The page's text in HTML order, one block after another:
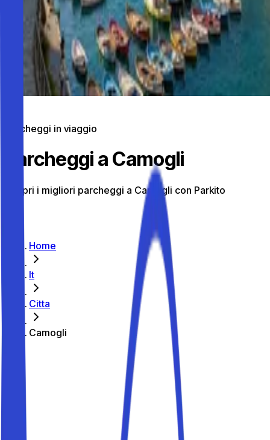
Parcheggi in viaggio
Parcheggi a Camogli
Scopri i migliori parcheggi a Camogli con Parkito
Home
It
Citta
Camogli
Parcheggiare a Camogli